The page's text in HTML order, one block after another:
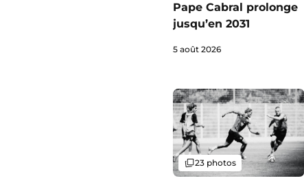
Pape Cabral prolonge
jusqu’en 2031
5 août 2026
Galerie
23 photos